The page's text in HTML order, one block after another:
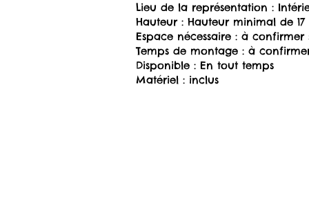
Lieu de la représentation :
Hauteur : Hauteur minimal de
Espace nécessaire : à
Temps de montage : à
Disponible : En tout temps
Matériel : inclus